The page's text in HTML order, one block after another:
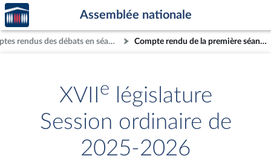
Aller au contenu
Aller en bas de la page
Accèder
à la
page
d'accueil
Assemblée nationale
Comptes rendus des débats en séance Compte rendu de la première séance du lundi 11 mai 2026
XVII e
législature
Session ordinaire de
2025-2026